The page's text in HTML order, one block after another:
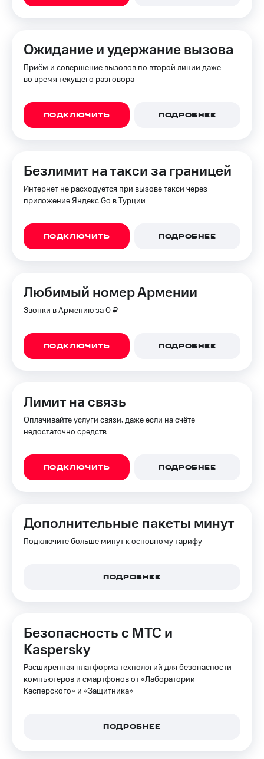
Ожидание и удержание вызова
Приём и совершение вызовов по второй линии даже
во время текущего разговора
ПОДКЛЮЧИТЬ ПОДРОБНЕЕ
Безлимит на такси за границей
Интернет не расходуется при вызове такси через
приложение Яндекс Go в Турции
ПОДКЛЮЧИТЬ ПОДРОБНЕЕ
Любимый номер Армении
Звонки в Армению за 0 ₽
ПОДКЛЮЧИТЬ ПОДРОБНЕЕ
Лимит на связь
Оплачивайте услуги связи, даже если на счёте
недостаточно средств
ПОДКЛЮЧИТЬ ПОДРОБНЕЕ
Дополнительные пакеты минут
Подключите больше минут к основному тарифу
ПОДРОБНЕЕ
Безопасность с МТС и
Kaspersky
Расширенная платформа технологий для безопасности
компьютеров и смартфонов от «Лаборатории
Касперского» и «Защитника»
ПОДРОБНЕЕ